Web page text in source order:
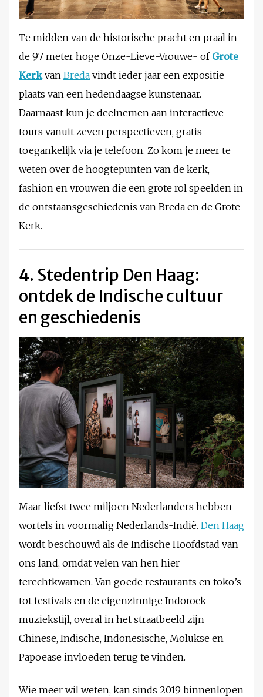
Te midden van de historische pracht en praal in
de 97 meter hoge Onze-Lieve-Vrouwe- of Grote
Kerk van Breda vindt ieder jaar een expositie
plaats van een hedendaagse kunstenaar.
Daarnaast kun je deelnemen aan interactieve
tours vanuit zeven perspectieven, gratis
toegankelijk via je telefoon. Zo kom je meer te
weten over de hoogtepunten van de kerk,
fashion en vrouwen die een grote rol speelden in
de ontstaansgeschiedenis van Breda en de Grote
Kerk.
4. Stedentrip Den Haag:
ontdek de Indische cultuur
en geschiedenis
Maar liefst twee miljoen Nederlanders hebben
wortels in voormalig Nederlands-Indië. Den Haag
wordt beschouwd als de Indische Hoofdstad van
ons land, omdat velen van hen hier
terechtkwamen. Van goede restaurants en toko’s
tot festivals en de eigenzinnige Indorock-
muziekstijl, overal in het straatbeeld zijn
Chinese, Indische, Indonesische, Molukse en
Papoease invloeden terug te vinden.
Wie meer wil weten, kan sinds 2019 binnenlopen